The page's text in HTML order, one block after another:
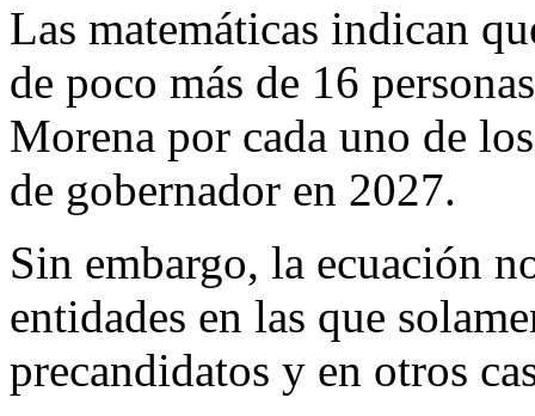
Las matemáticas indican
de poco más de 16
Morena por cada uno de
de gobernador en 2027.
Sin embargo, la ecuación
entidades en las que
precandidatos y en otros